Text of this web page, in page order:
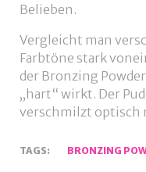
Belieben.
Vergleicht man
Farbtöne stark
der Bronzing
„hart“ wirkt. Der
verschmilzt optisch
TAGS: BRONZING